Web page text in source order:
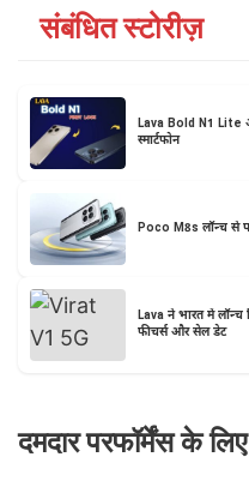
संबंधित स्टोरीज़
Lava Bold N1 Lite
स्मार्टफोन
Poco M8s लॉन्च से
Lava ने भारत में
फीचर्स और सेल डेट
दमदार परफॉर्मेंस के